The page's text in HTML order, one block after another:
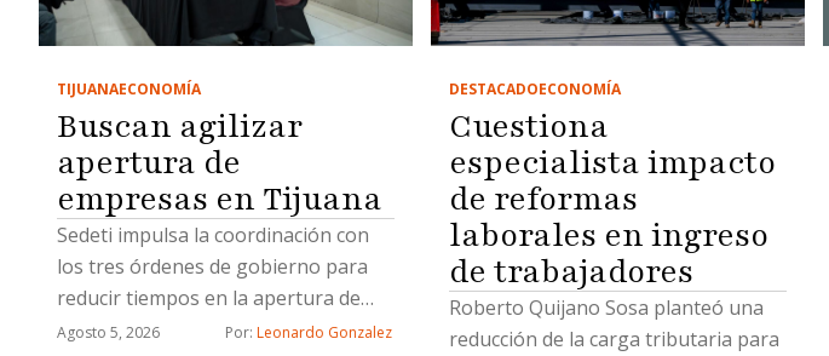
TIJUANAECONOMÍA
Buscan agilizar
apertura de
empresas en Tijuana
Sedeti impulsa la coordinación con
los tres órdenes de gobierno para
reducir tiempos en la apertura de
nuevos negocios
Agosto 5, 2026 Por: Leonardo Gonzalez
DESTACADOECONOMÍA
Cuestiona
especialista impacto
de reformas
laborales en ingreso
de trabajadores
Roberto Quijano Sosa planteó una
reducción de la carga tributaria para